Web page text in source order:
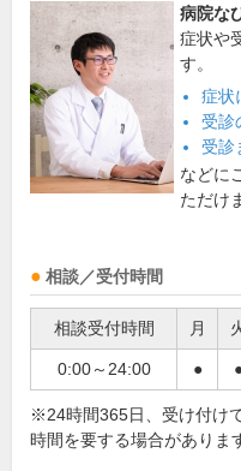
病院な
症状や
す。
症状
受診
受診
などに
ただけ
相談／受付時間
相談受付時間 月
0:00～24:00 ●
※24時間365日、受け付け
時間を要する場合がありま